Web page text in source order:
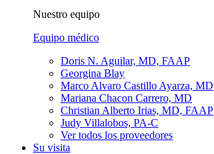
Nuestro equipo
Equipo médico
Doris N. Aguilar, MD, FAAP
Georgina Blay
Marco Alvaro Castillo Ayarza, MD
Mariana Chacon Carrero, MD
Christian Alberto Irias, MD, FAAP
Judy Villalobos, PA-C
Ver todos los proveedores
Su visita